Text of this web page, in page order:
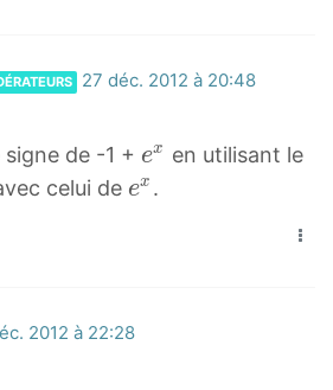
27 déc. 2012 à 20:48
de -1 + e
x
ex
en utilisant le
celui de e
ex .
2012 à 22:28